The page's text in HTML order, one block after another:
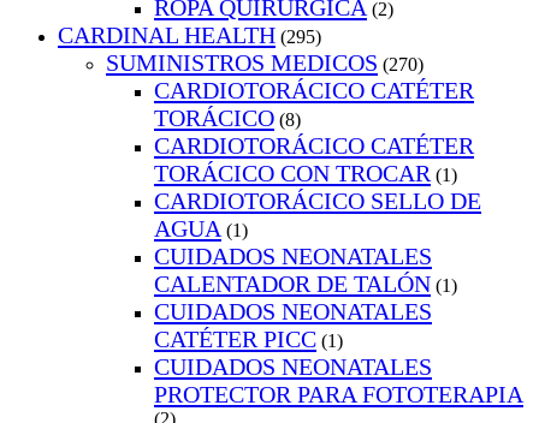
ROPA QUIRURGICA (2)
CARDINAL HEALTH (295)
SUMINISTROS MEDICOS (270)
CARDIOTORÁCICO CATÉTER
TORÁCICO (8)
CARDIOTORÁCICO CATÉTER
TORÁCICO CON TROCAR (1)
CARDIOTORÁCICO SELLO DE
AGUA (1)
CUIDADOS NEONATALES
CALENTADOR DE TALÓN (1)
CUIDADOS NEONATALES
CATÉTER PICC (1)
CUIDADOS NEONATALES
PROTECTOR PARA FOTOTERAPIA